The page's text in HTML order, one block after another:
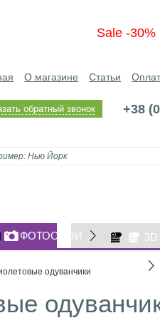
Sale -
О магазине Статьи
обратный звонок +38
ФОТООБОИ 3D
одуванчики